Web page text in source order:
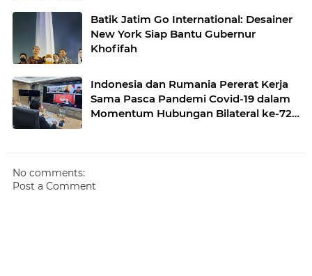
Batik Jatim Go International: Desainer
New York Siap Bantu Gubernur
Khofifah
Indonesia dan Rumania Pererat Kerja
Sama Pasca Pandemi Covid-19 dalam
Momentum Hubungan Bilateral ke-72
No comments:
Post a Comment